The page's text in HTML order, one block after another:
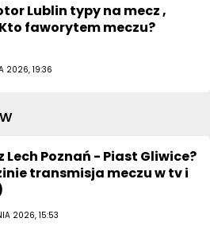
Lublin typy na mecz ,
faworytem meczu?
2026, 19:36
Poznań - Piast Gliwice?
transmisja meczu w tv i
2026, 15:53